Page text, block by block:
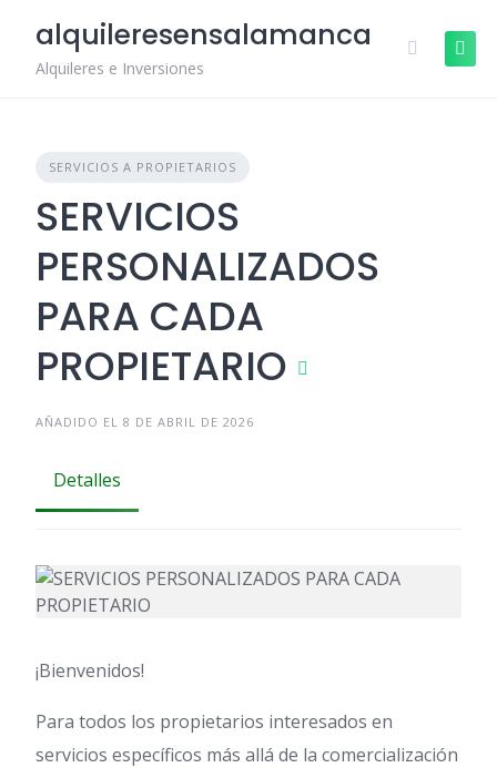
content
alquileresensalamanca
Alquileres e Inversiones
SERVICIOS A PROPIETARIOS
SERVICIOS
PERSONALIZADOS
PARA CADA
PROPIETARIO
AÑADIDO EL 8 DE ABRIL DE 2026
Detalles
¡Bienvenidos!
Para todos los propietarios interesados en
servicios específicos más allá de la comercialización